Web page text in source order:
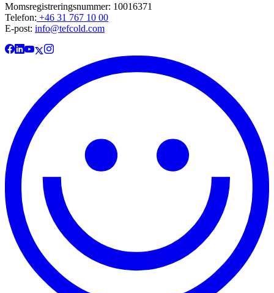
Momsregistreringsnummer: 10016371
Telefon: +46 31 767 10 00
E-post: info@tefcold.com